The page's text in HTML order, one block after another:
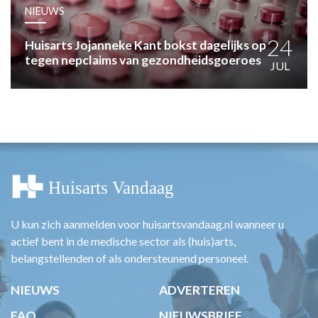
PRAKTIJKZAKEN
TARIEVEN
VPHUISARTSEN
MEDISCHE VAKHANDEL
NIEUWS
Huisarts Jojanneke Kant bokst dagelijks op
tegen nepclaims van gezondheidsgoeroes 24
JUL
U kun zich aanmelden voor huisartsvandaag.nl wanneer u
actief bent in de medische sector als (huis)arts,
belangstellenden of als ondersteunend personeel.
NIEUWS
ADVERTEREN